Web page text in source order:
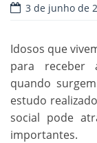
3 de junho de
Idosos que
para receber
quando
estudo
social pode
importantes.